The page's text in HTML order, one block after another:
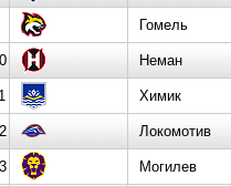
Гомель
Неман
Химик
Локомотив
Могилев